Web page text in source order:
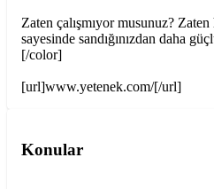
Zaten çalışmıyor musunuz?
sayesinde sandığınızdan daha
[/color]
[url]www.yetenek.com/[/url]
Konular